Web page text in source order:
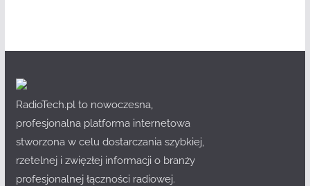
RadioTech.pl to nowoczesna,
profesjonalna platforma internetowa
stworzona w celu dostarczania szybkiej,
rzetelnej i zwięzłej informacji o branży
profesjonalnej łączności radiowej.